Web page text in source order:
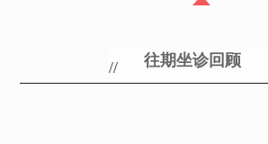
​// 往期坐诊回顾